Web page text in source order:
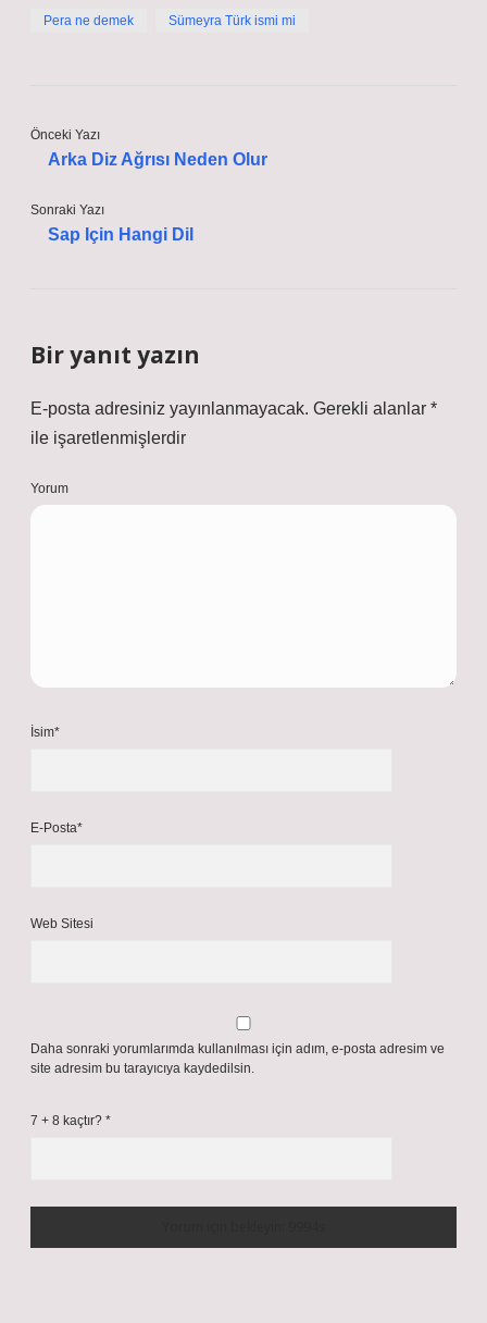
Pera ne demek Sümeyra Türk ismi mi
Önceki Yazı
Arka Diz Ağrısı Neden Olur
Sonraki Yazı
Sap Için Hangi Dil
Bir yanıt yazın
E-posta adresiniz yayınlanmayacak. Gerekli alanlar *
ile işaretlenmişlerdir
Yorum
İsim*
E-Posta*
Web Sitesi
Daha sonraki yorumlarımda kullanılması için adım, e-posta adresim ve
site adresim bu tarayıcıya kaydedilsin.
7 + 8 kaçtır? *